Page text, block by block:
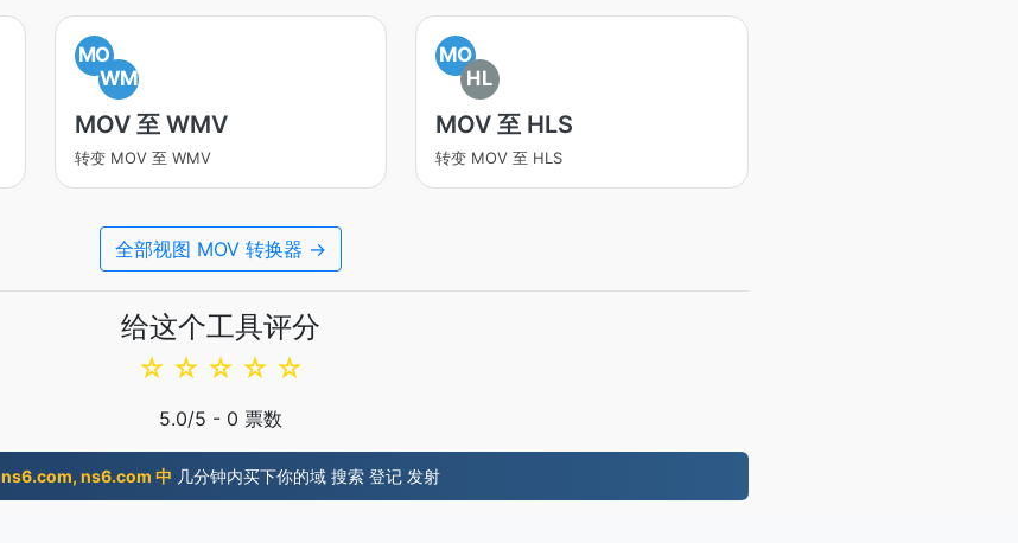
MO
WM
MOV 至 WMV
转变 MOV 至 WMV
MO
HL
MOV 至 HLS
转变 MOV 至 HLS
全部视图 MOV 转换器 →
给这个工具评分
☆
☆
☆
☆
☆
5.0/5 - 0 票数
ns6.com, ns6.com 中 几分钟内买下你的域 搜索 登记 发射